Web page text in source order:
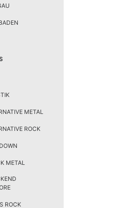
METAL
ROCK
METAL
ROCK